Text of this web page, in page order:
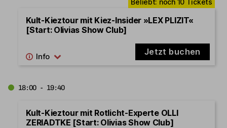
Kult-Kieztour mit Kiez-Insider »LEX PLIZIT«
[Start: Olivias Show Club]
Jetzt buchen
18:00 - 19:40
Kult-Kieztour mit Rotlicht-Experte OLLI
ZERIADTKE [Start: Olivias Show Club]